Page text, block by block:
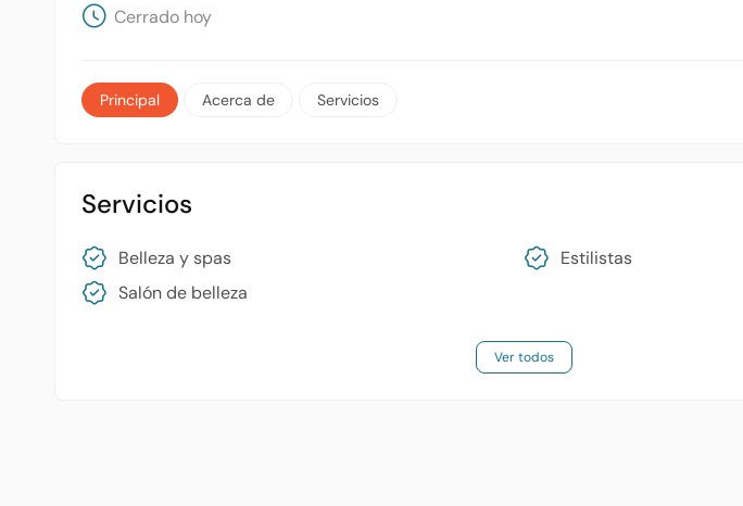
Cerrado hoy
Principal Acerca de Servicios
Servicios
Belleza y spas
Estilistas
Salón de belleza
Ver todos